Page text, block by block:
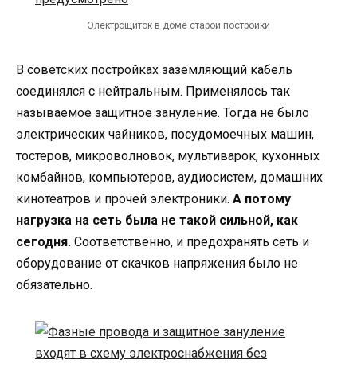
Электрощиток в доме старой постройки
В советских постройках заземляющий кабель
соединялся с нейтральным. Применялось так
называемое защитное зануление. Тогда не было
электрических чайников, посудомоечных машин,
тостеров, микроволновок, мультиварок, кухонных
комбайнов, компьютеров, аудиосистем, домашних
кинотеатров и прочей электроники. А потому
нагрузка на сеть была не такой сильной, как
сегодня. Соответственно, и предохранять сеть и
оборудование от скачков напряжения было не
обязательно.